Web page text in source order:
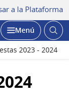
a la Plataforma
Abrir
Menú
2023 - 2024